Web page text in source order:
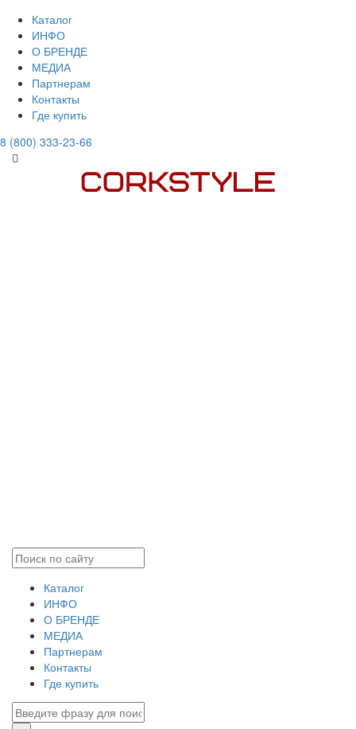
Каталог
ИНФО
О БРЕНДЕ
МЕДИА
Партнерам
Контакты
Где купить
8 (800) 333-23-66
Каталог
ИНФО
О БРЕНДЕ
МЕДИА
Партнерам
Контакты
Где купить